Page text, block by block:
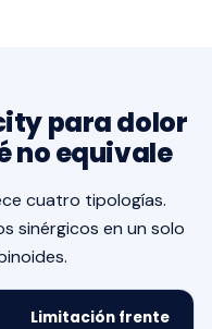
para dolor
no equivale
cuatro tipologías.
sinérgicos en un solo
Limitación frente